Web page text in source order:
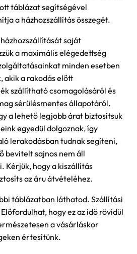
táblázat segítségével
a házhozszállítás összegét.
saját
a maximális elégedettség
minden esetben
akik a rakodás előtt
szállítható csomagolásáról és
sérülésmentes állapotáról.
a lehető legjobb árat biztosítsuk
egyedül dolgoznak, így
lerakodásban tudnak segíteni,
bevitelt sajnos nem áll
Kérjük, hogy a kiszállítás
az áru átvételéhez.
táblázatban láthatod. Szállítási
hogy ez az idő rövidül
a vásárláskor
értesítünk.